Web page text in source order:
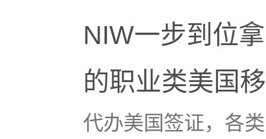
NIW一步到位
的职业类美国
代办美国签证，各